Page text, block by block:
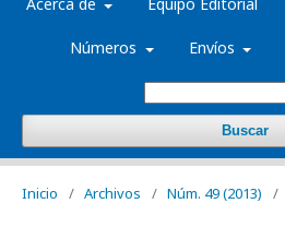
Acerca de Equipo Editorial
Números Envíos
Buscar
Inicio / Archivos / Núm. 49 (2013) /